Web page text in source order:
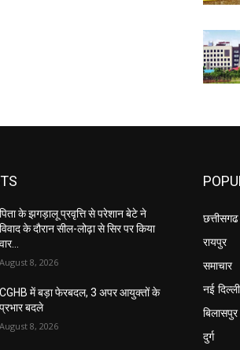
पिता के झगड़ालू प्रवृत्ति से परेशान बेटे ने
विवाद के दौरान सील-लोढ़ा से सिर पर किया
वार…
August 8, 2026
CGHB में बड़ा फेरबदल, 3 अपर आयुक्तों के
प्रभार बदले
August 8, 2026
छत्तीसगढ
रायपुर
समाचार
नई दिल्ली
बिलासपुर
दुर्ग